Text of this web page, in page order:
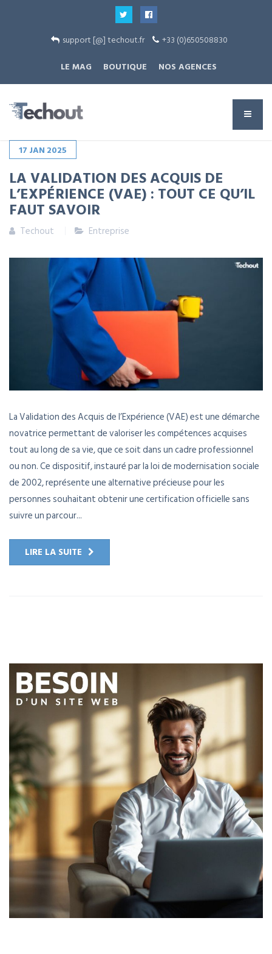
support [@] techout.fr
+33 (0)650508830
LE MAG
BOUTIQUE NOS AGENCES
17 JAN 2025
LA VALIDATION DES ACQUIS DE
L’EXPÉRIENCE (VAE) : TOUT CE QU’IL
FAUT SAVOIR
Techout Entreprise
La Validation des Acquis de l’Expérience (VAE) est une démarche
novatrice permettant de valoriser les compétences acquises
tout au long de sa vie, que ce soit dans un cadre professionnel
ou non. Ce dispositif, instauré par la loi de modernisation sociale
de 2002, représente une alternative précieuse pour les
personnes souhaitant obtenir une certification officielle sans
suivre un parcour...
LIRE LA SUITE